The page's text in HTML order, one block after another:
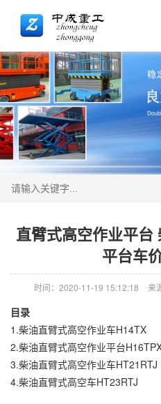
直臂式高空作业平台
平台车
时间：2020-11-19 15:12:18 来
目录
1.柴油直臂式高空作业车H14TX
2.柴油直臂式高空作业平台
3.柴油直臂式高空作业车HT21RTJ
4.柴油直臂式高空车HT23RTJ